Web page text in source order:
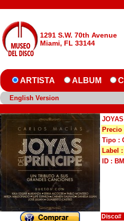
1291 S.W. 70th Avenue
Miami, FL 33144
ARTISTA ALBUM
English Version
Precio
Tipo :
Label :
ID :
Disco#